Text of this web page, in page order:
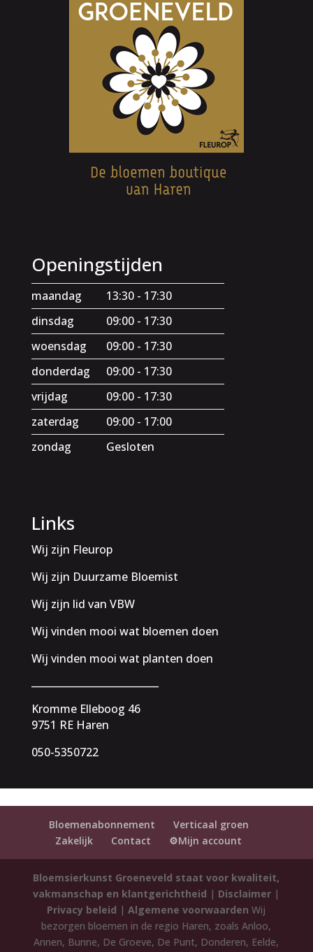
Openingstijden
maandag
13:30 - 17:30
dinsdag
09:00 - 17:30
woensdag
09:00 - 17:30
donderdag
09:00 - 17:30
vrijdag
09:00 - 17:30
zaterdag
09:00 - 17:00
zondag
Gesloten
Links
Wij zijn Fleurop
Wij zijn Duurzame Bloemist
Wij zijn lid van VBW
Wij vinden mooi wat bloemen doen
Wij vinden mooi wat planten doen
Kromme Elleboog 46
9751 RE Haren
050-5350722
Bloemenabonnement
Verticaal groen
Zakelijk
Contact ⚙️Mijn account
Bloemsierkunst Groeneveld staat voor kwaliteit,
vakmanschap en klantgerichtheid | Disclaimer |
Privacy beleid |Algemene voorwaarden Wij
bezorgen bloemen in de regio Haren, zoals Anloo,
Annen, Bunne, De Groeve, De Punt, Donderen, Eelde,